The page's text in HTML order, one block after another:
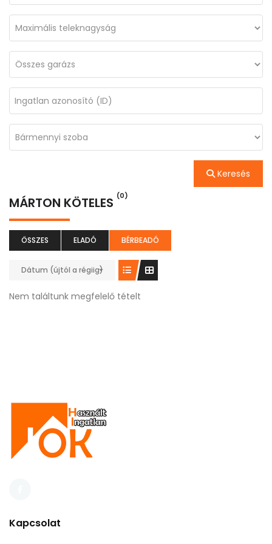
Keresés
MÁRTON KÖTELES (0)
ÖSSZES ELADÓ BÉRBEADÓ
Dátum (újtól a régiig)
Nem találtunk megfelelő tételt
Kapcsolat